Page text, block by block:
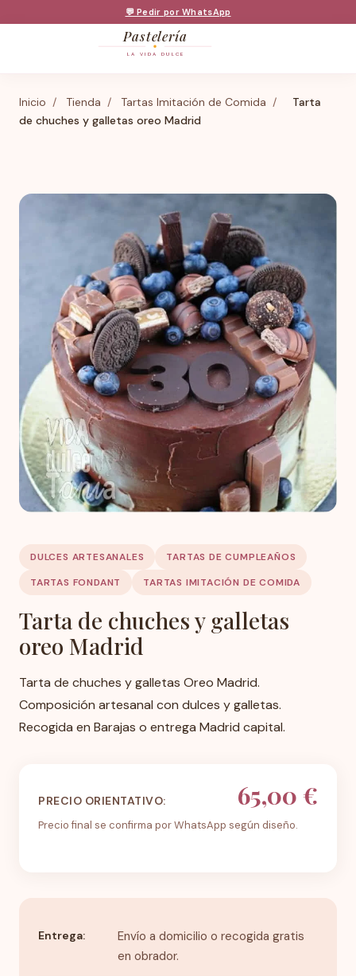
💬 Pedir por WhatsApp
Pastelería
LA VIDA DULCE
Inicio / Tienda / Tartas Imitación de Comida /
Tarta
de chuches y galletas oreo Madrid
DULCES ARTESANALES
TARTAS DE CUMPLEAÑOS
TARTAS FONDANT
TARTAS IMITACIÓN DE COMIDA
Tarta de chuches y galletas
oreo Madrid
Tarta de chuches y galletas Oreo Madrid.
Composición artesanal con dulces y galletas.
Recogida en Barajas o entrega Madrid capital.
PRECIO ORIENTATIVO: 65,00 €
Precio final se confirma por WhatsApp según diseño.
Entrega:
Envío a domicilio o recogida gratis
en obrador.